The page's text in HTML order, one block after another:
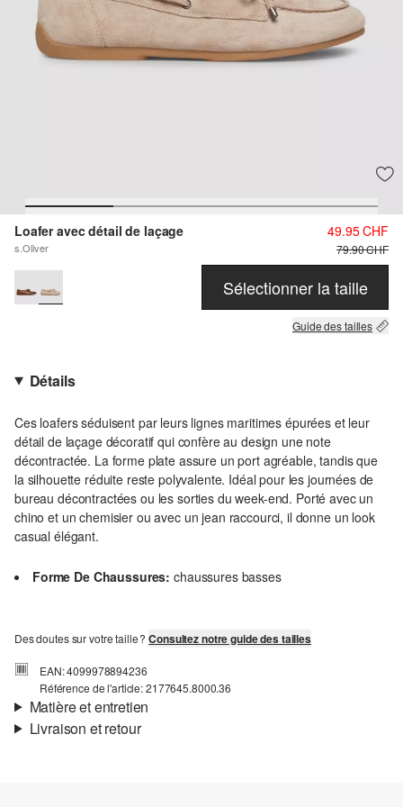
Loafer avec détail de laçage
s.Oliver
49.95 CHF
79.90 CHF
Sélectionner la taille
Guide des tailles
Détails
Ces loafers séduisent par leurs lignes maritimes épurées et leur
détail de laçage décoratif qui confère au design une note
décontractée. La forme plate assure un port agréable, tandis que
la silhouette réduite reste polyvalente. Idéal pour les journées de
bureau décontractées ou les sorties du week-end. Porté avec un
chino et un chemisier ou avec un jean raccourci, il donne un look
casual élégant.
Forme De Chaussures: chaussures basses
Des doutes sur votre taille ?Consultez notre guide des tailles
EAN: 4099978894236
Référence de l'article: 2177645.8000.36
Matière et entretien
Livraison et retour